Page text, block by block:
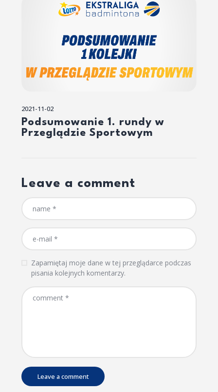
2021-11-02
Podsumowanie 1. rundy w
Przeglądzie Sportowym
Leave a comment
Zapamiętaj moje dane w tej przeglądarce podczas
pisania kolejnych komentarzy.